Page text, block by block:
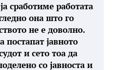
сработиме работата
она што го
не е доволно.
постапат јавното
и сето тоа да
со јавноста и